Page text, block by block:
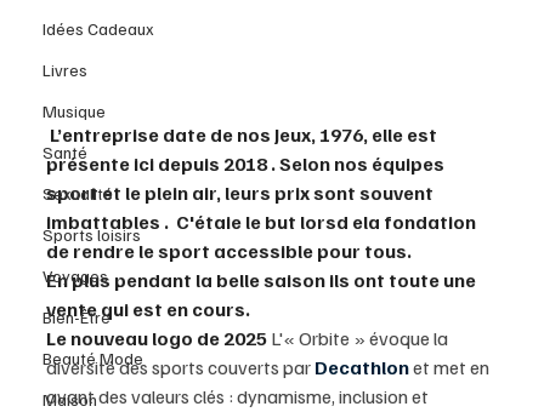
Idées Cadeaux
Livres
Musique
Santé
Sexualité
Sports loisirs
Voyages
Bien-Être
Beauté Mode
Maison
L’entreprise date de nos Jeux, 1976, elle est
présente ici depuis 2018 . Selon nos équipes
sport et le plein air, leurs prix sont souvent
imbattables .  C'étaie le but lorsd ela fondation
de rendre le sport accessible pour tous.
En plus pendant la belle saison ils ont toute une
vente qui est en cours.
Le nouveau logo de 2025 L'« Orbite » évoque la
diversité des sports couverts par Decathlon et met en
avant des valeurs clés : dynamisme, inclusion et